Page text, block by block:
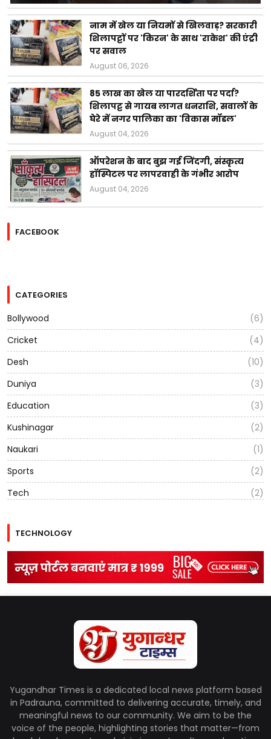
नाम में खेल या नियमों से खिलवाड़? सरकारी
शिलापट्टों पर 'किरन' के साथ 'राकेश' की एंट्री
पर सवाल
August 06, 2026
85 लाख का खेल या पारदर्शिता पर पर्दा?
शिलापट्ट से गायब लागत धनराशि, सवालों के
घेरे में नगर पालिका का 'विकास मॉडल'
August 04, 2026
ऑपरेशन के बाद बुझ गई जिंदगी, संस्कृत्य
हॉस्पिटल पर लापरवाही के गंभीर आरोप
August 04, 2026
FACEBOOK
CATEGORIES
Bollywood
(6)
Cricket
(4)
Desh
(10)
Duniya
(3)
Education
(3)
Kushinagar
(2)
Naukari
(1)
Sports
(2)
Tech
(2)
TECHNOLOGY
Yugandhar Times is a dedicated local news platform based
in Padrauna, committed to delivering accurate, timely, and
meaningful news to our community. We aim to be the
voice of the people, highlighting stories that matter—from